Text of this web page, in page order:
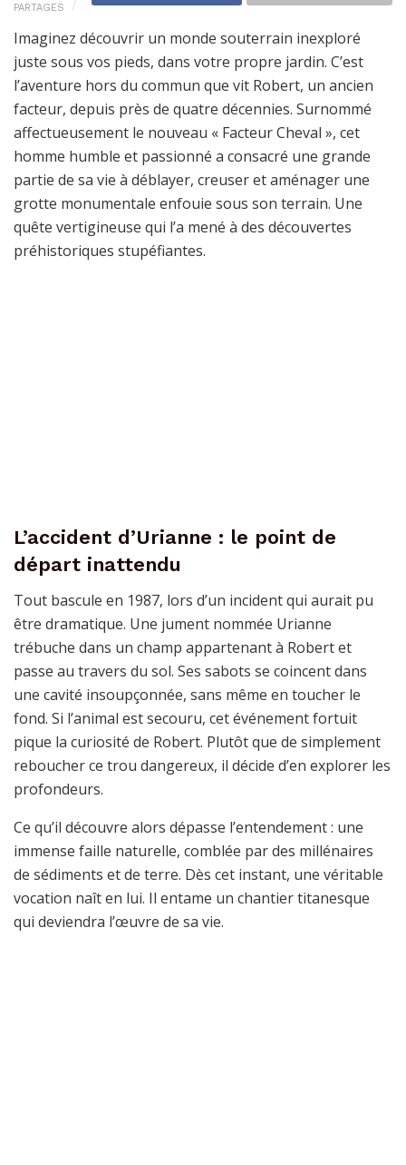
PARTAGES
Imaginez découvrir un monde souterrain inexploré
juste sous vos pieds, dans votre propre jardin. C’est
l’aventure hors du commun que vit Robert, un ancien
facteur, depuis près de quatre décennies. Surnommé
affectueusement le nouveau « Facteur Cheval », cet
homme humble et passionné a consacré une grande
partie de sa vie à déblayer, creuser et aménager une
grotte monumentale enfouie sous son terrain. Une
quête vertigineuse qui l’a mené à des découvertes
préhistoriques stupéfiantes.
L’accident d’Urianne : le point de
départ inattendu
Tout bascule en 1987, lors d’un incident qui aurait pu
être dramatique. Une jument nommée Urianne
trébuche dans un champ appartenant à Robert et
passe au travers du sol. Ses sabots se coincent dans
une cavité insoupçonnée, sans même en toucher le
fond. Si l’animal est secouru, cet événement fortuit
pique la curiosité de Robert. Plutôt que de simplement
reboucher ce trou dangereux, il décide d’en explorer les
profondeurs.
Ce qu’il découvre alors dépasse l’entendement : une
immense faille naturelle, comblée par des millénaires
de sédiments et de terre. Dès cet instant, une véritable
vocation naît en lui. Il entame un chantier titanesque
qui deviendra l’œuvre de sa vie.